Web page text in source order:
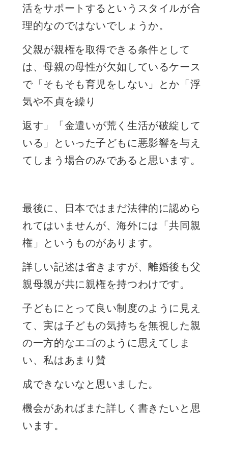
活をサポートするというスタイルが合
理的なのではないでしょうか。
父親が親権を取得できる条件として
は、母親の母性が欠如しているケース
で「そもそも育児をしない」とか「浮
気や不貞を繰り
返す」「金遣いが荒く生活が破綻して
いる」といった子どもに悪影響を与え
てしまう場合のみであると思います。
最後に、日本ではまだ法律的に認めら
れてはいませんが、海外には「共同親
権」というものがあります。
詳しい記述は省きますが、離婚後も父
親母親が共に親権を持つわけです。
子どもにとって良い制度のように見え
て、実は子どもの気持ちを無視した親
の一方的なエゴのように思えてしま
い、私はあまり賛
成できないなと思いました。
機会があればまた詳しく書きたいと思
います。